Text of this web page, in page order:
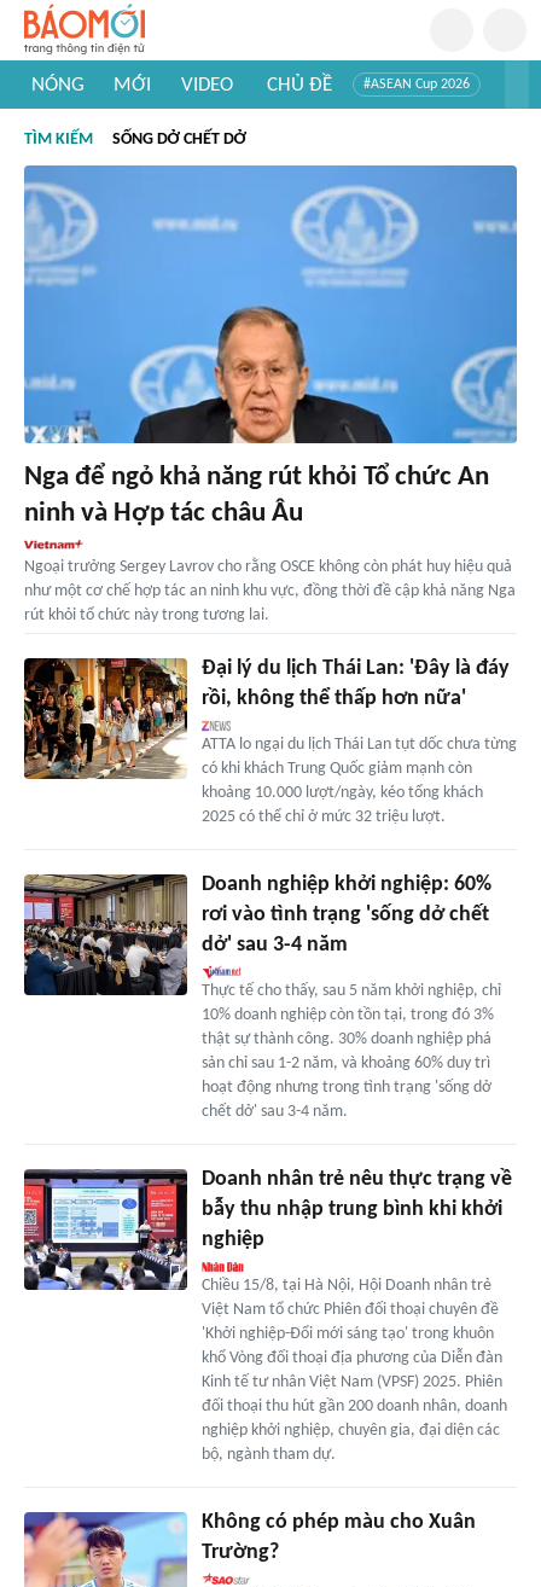
NÓNG MỚI VIDEO CHỦ ĐỀ #ASEAN Cup 2026
#Khám phá thế giới
TÌM KIẾM SỐNG DỞ CHẾT DỞ
Nga để ngỏ khả năng rút khỏi Tổ chức An
ninh và Hợp tác châu Âu
Ngoại trưởng Sergey Lavrov cho rằng OSCE không còn phát huy hiệu quả
như một cơ chế hợp tác an ninh khu vực, đồng thời đề cập khả năng Nga
rút khỏi tổ chức này trong tương lai.
Đại lý du lịch Thái Lan: 'Đây là đáy
rồi, không thể thấp hơn nữa'
ATTA lo ngại du lịch Thái Lan tụt dốc chưa từng
có khi khách Trung Quốc giảm mạnh còn
khoảng 10.000 lượt/ngày, kéo tổng khách
2025 có thể chỉ ở mức 32 triệu lượt.
Doanh nghiệp khởi nghiệp: 60%
rơi vào tình trạng 'sống dở chết
dở' sau 3-4 năm
Thực tế cho thấy, sau 5 năm khởi nghiệp, chỉ
10% doanh nghiệp còn tồn tại, trong đó 3%
thật sự thành công. 30% doanh nghiệp phá
sản chỉ sau 1-2 năm, và khoảng 60% duy trì
hoạt động nhưng trong tình trạng 'sống dở
chết dở' sau 3-4 năm.
Doanh nhân trẻ nêu thực trạng về
bẫy thu nhập trung bình khi khởi
nghiệp
Chiều 15/8, tại Hà Nội, Hội Doanh nhân trẻ
Việt Nam tổ chức Phiên đối thoại chuyên đề
'Khởi nghiệp-Đổi mới sáng tạo' trong khuôn
khổ Vòng đối thoại địa phương của Diễn đàn
Kinh tế tư nhân Việt Nam (VPSF) 2025. Phiên
đối thoại thu hút gần 200 doanh nhân, doanh
nghiệp khởi nghiệp, chuyên gia, đại diện các
bộ, ngành tham dự.
Không có phép màu cho Xuân
Trường?